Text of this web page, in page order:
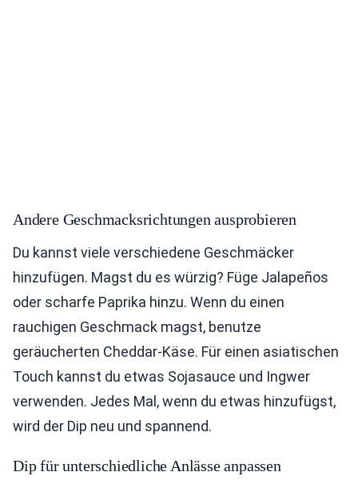
Andere Geschmacksrichtungen ausprobieren
Du kannst viele verschiedene Geschmäcker
hinzufügen. Magst du es würzig? Füge Jalapeños
oder scharfe Paprika hinzu. Wenn du einen
rauchigen Geschmack magst, benutze
geräucherten Cheddar-Käse. Für einen asiatischen
Touch kannst du etwas Sojasauce und Ingwer
verwenden. Jedes Mal, wenn du etwas hinzufügst,
wird der Dip neu und spannend.
Dip für unterschiedliche Anlässe anpassen